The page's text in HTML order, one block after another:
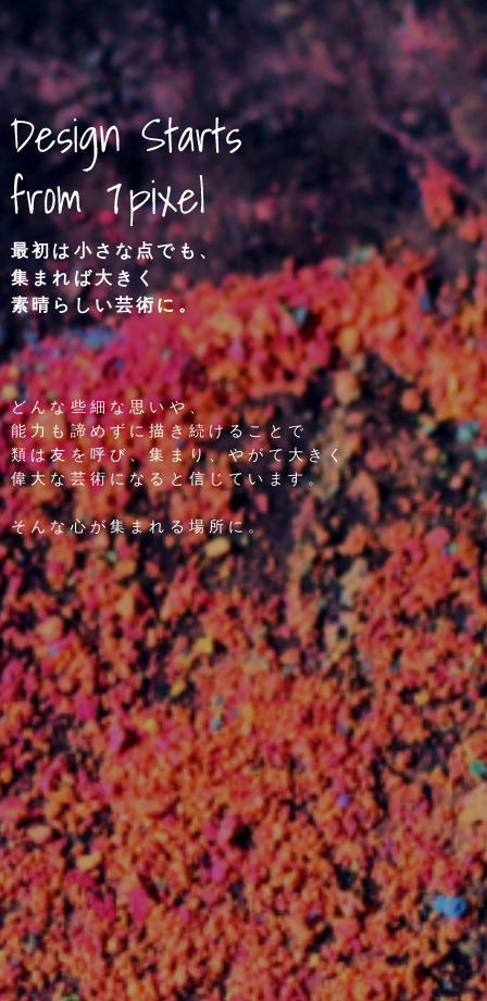
最初は小さな点でも、
集まれば大きく
素晴らしい芸術に。
どんな些細な思いや、
能力も諦めずに描き続けることで
類は友を呼び、集まり、やがて大きく
偉大な芸術になると信じています。
そんな心が集まれる場所に。